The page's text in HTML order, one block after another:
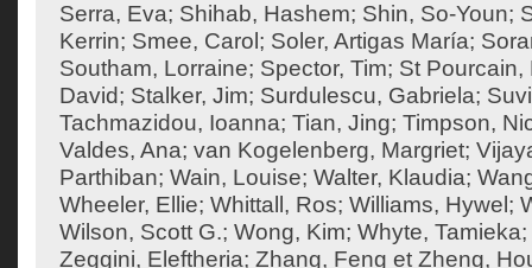
Serra, Eva; Shihab, Hashem; Shin, So-Youn;
Kerrin; Smee, Carol ; Soler, Artigas María;
Southam, Lorraine; Spector, Tim; St Pourcain,
David; Stalker, Jim; Surdulescu, Gabriela;
Tachmazidou, Ioanna; Tian, Jing; Timpson,
Valdes, Ana; van Kogelenberg, Margriet;
Parthiban; Wain, Louise; Walter, Klaudia;
Wheeler, Ellie; Whittall, Ros; Williams, Hywel ;
Wilson, Scott G.; Wong, Kim; Whyte, Tamieka;
Zeggini, Eleftheria; Zhang, Feng et Zheng,